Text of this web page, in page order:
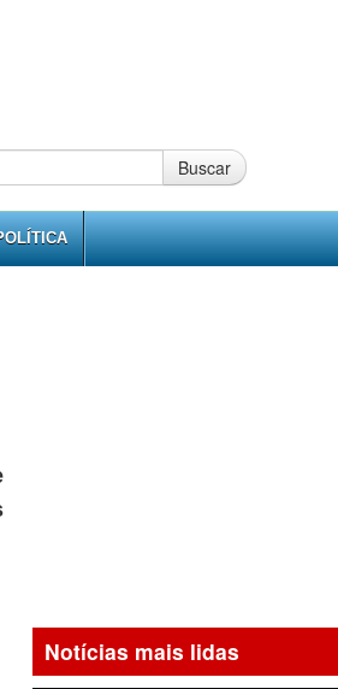
Buscar
Notícias mais lidas